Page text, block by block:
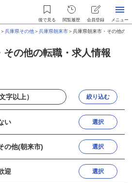
後で見る 閲覧履歴 会員登録 メニュー
＞兵庫県その他＞兵庫県朝来市＞兵庫県朝来市・その他の
その他の転職・求人情報
絞り込む
い 選択
の他(朝来市) 選択
迎 選択